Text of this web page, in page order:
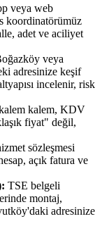
veya web
koordinatörümüz
adet ve aciliyet
veya
adresinize keşif
incelenir, risk
kalem, KDV
fiyat" değil,
sözleşmesi
açık fatura ve
TSE belgeli
montaj,
adresinize